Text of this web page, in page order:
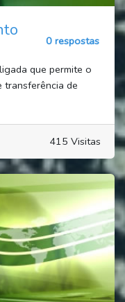
0 respostas
que permite o
transferência de
415 Visitas